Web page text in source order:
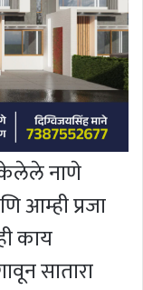
केलेले नाणे
प्रजा
काय
सातारा